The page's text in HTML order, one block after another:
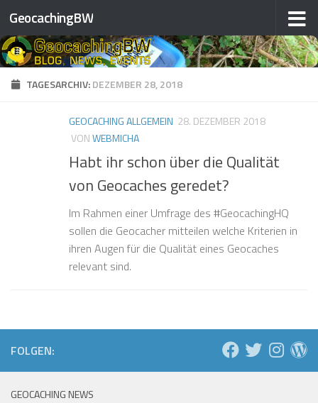
Zum Inhalt springen
GeocachingBW
TAGESARCHIV:DEZEMBER 28, 2018
GEOCACHING ALLGEMEIN 28. DEZEMBER 2018
VONWEBMICHA
Habt ihr schon über die Qualität
von Geocaches geredet?
Im Rahmen einer Umfrage des #GeocachingHQ
sollen die Geocacher mitteilen welche Kriterien in
ihren Augen für die Qualität eines Geocaches
relevant sind.
FOLGEN:
GEOCACHING NEWS